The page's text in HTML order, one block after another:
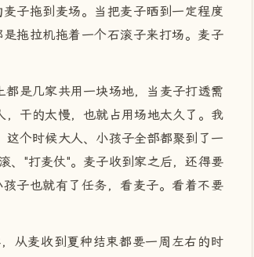
子拖到麦场。当把麦子晒到一定程度
拖拉机拖着一个石滚子来打场。麦子
是几家共用一块场地，当麦子打透需
干的太慢，也就占用场地太久了。我
个时候大人、小孩子全部都聚到了一
、"打麦仗"。麦子收到家之后，还得要
子也就有了任务，看麦子。看着不要
从麦收到夏种结束都要一周左右的时